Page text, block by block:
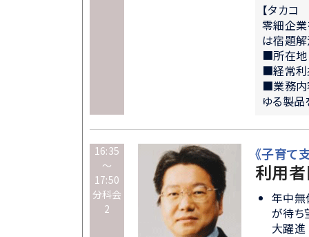
【タカコ
零細企業
は宿題
■所在
■経常
■業務内
ゆる製品
16:35
～
17:50
分科会
2
《子育て
利用
年中無
が待ち
大躍進